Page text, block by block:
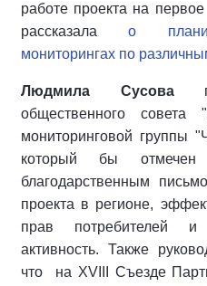
работе проекта на
рассказалао
мониторингах по
Людмила Сусова
общественного совета
мониторинговой группы
который бы
благодарственным
проекта в регионе,
прав потребителей и
активность. Также
что на XVIII Съезде